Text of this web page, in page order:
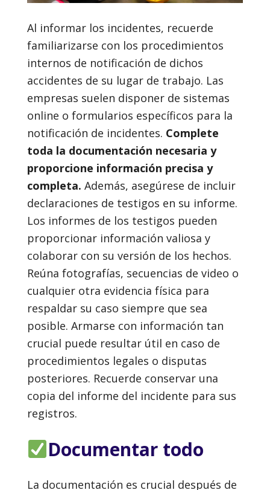
Al informar los incidentes, recuerde
familiarizarse con los procedimientos
internos de notificación de dichos
accidentes de su lugar de trabajo. Las
empresas suelen disponer de sistemas
online o formularios específicos para la
notificación de incidentes. Complete
toda la documentación necesaria y
proporcione información precisa y
completa. Además, asegúrese de incluir
declaraciones de testigos en su informe.
Los informes de los testigos pueden
proporcionar información valiosa y
colaborar con su versión de los hechos.
Reúna fotografías, secuencias de video o
cualquier otra evidencia física para
respaldar su caso siempre que sea
posible. Armarse con información tan
crucial puede resultar útil en caso de
procedimientos legales o disputas
posteriores. Recuerde conservar una
copia del informe del incidente para sus
registros.
Documentar todo
La documentación es crucial después de